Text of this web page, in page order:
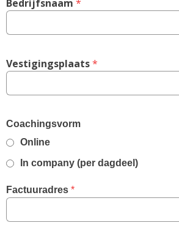
Bedrijfsnaam *
Vestigingsplaats *
Coachingsvorm
Online
In company (per dagdeel)
Factuuradres *